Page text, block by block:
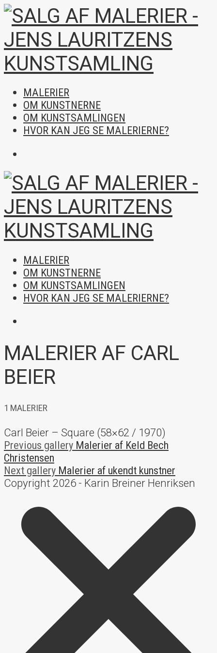
MALERIER
OM KUNSTNERNE
OM KUNSTSAMLINGEN
HVOR KAN JEG SE MALERIERNE?
MALERIER
OM KUNSTNERNE
OM KUNSTSAMLINGEN
HVOR KAN JEG SE MALERIERNE?
MALERIER AF CARL
BEIER
1 MALERIER
Carl Beier – Square (58×62 / 1970)
Previous gallery Malerier af Keld Bech
Christensen
Next gallery Malerier af ukendt kunstner
Copyright 2026 - Karin Breiner Henriksen